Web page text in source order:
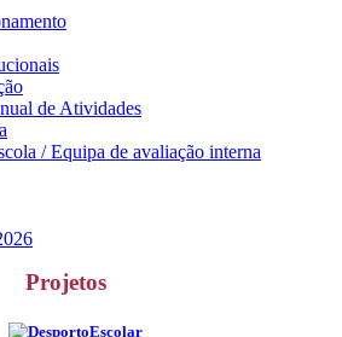
de Atividades
/ Equipa de avaliação interna
Projetos